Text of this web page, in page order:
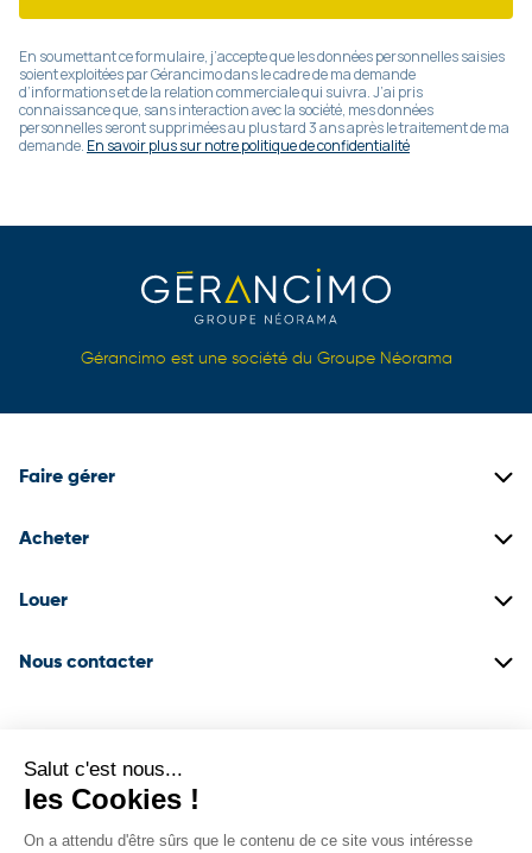
En soumettant ce formulaire, j’accepte que les données personnelles saisies
soient exploitées par Gérancimo dans le cadre de ma demande
d’informations et de la relation commerciale qui suivra. J’ai pris
connaissance que, sans interaction avec la société, mes données
personnelles seront supprimées au plus tard 3 ans après le traitement de ma
demande. En savoir plus sur notre politique de confidentialité
Gérancimo est une société du Groupe Néorama
Faire gérer
Acheter
Louer
Nous contacter
Salut c'est nous...
les Cookies !
On a attendu d'être sûrs que le contenu de ce site vous intéresse